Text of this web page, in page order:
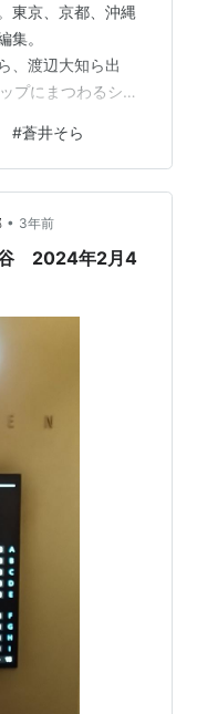
東京、京都、沖縄
集。
、渡辺大知ら出
プにまつわるショ
された異なるテイ
京都と沖縄の作品
や場所を映し出す
する人たちがみな
聞き入ってしま
る男…
#蒼井そら
• 3年前
谷 2024年2月4